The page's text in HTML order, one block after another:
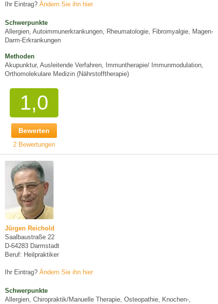
Ihr Eintrag? Ändern Sie ihn hier
Schwerpunkte
Allergien, Autoimmunerkrankungen, Rheumatologie, Fibromyalgie, Magen-
Darm-Erkrankungen
Methoden
Akupunktur, Ausleitende Verfahren, Immuntherapie/ Immunmodulation,
Orthomolekulare Medizin (Nährstofftherapie)
1,0
Bewerten
2 Bewertungen
Jürgen Reichold
Saalbaustraße 22
D-64283 Darmstadt
Beruf: Heilpraktiker
Ihr Eintrag? Ändern Sie ihn hier
Schwerpunkte
Allergien, Chiropraktik/Manuelle Therapie, Osteopathie, Knochen-,